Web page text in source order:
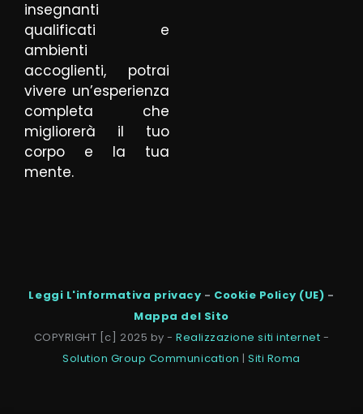
insegnanti
qualificati e
ambienti
accoglienti, potrai
vivere un’esperienza
completa che
migliorerà il tuo
corpo e la tua
mente.
Leggi L'informativa privacy - Cookie Policy (UE) -
Mappa del Sito
COPYRIGHT [c] 2025 by -Realizzazione siti internet -
Solution Group Communication |Siti Roma